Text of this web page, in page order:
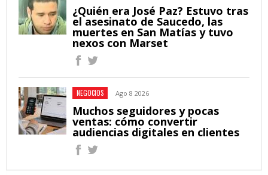
¿Quién era José Paz? Estuvo tras
el asesinato de Saucedo, las
muertes en San Matías y tuvo
nexos con Marset
NEGOCIOS Ago 8 2026
Muchos seguidores y pocas
ventas: cómo convertir
audiencias digitales en clientes